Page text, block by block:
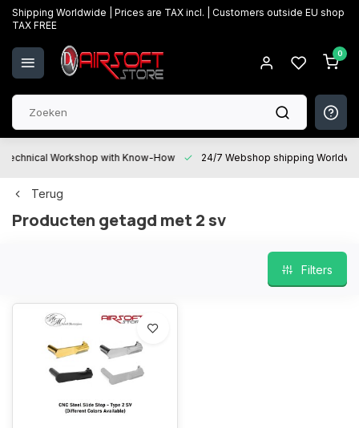
Shipping Worldwide | Prices are TAX incl. | Customers outside EU shop
TAX FREE
0
Technical Workshop with Know-How 24/7 Webshop shipping
Terug
Producten getagd met 2 sv
Filters